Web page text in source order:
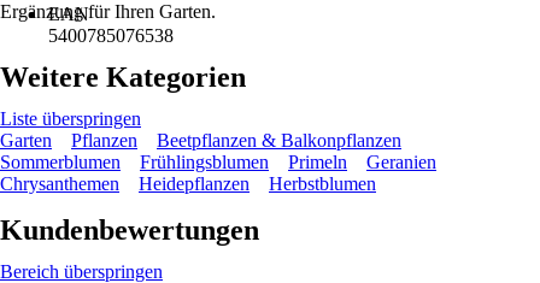
EAN
5400785076538
Ergänzung für Ihren Garten.
Weitere Kategorien
Liste überspringen
Garten
Pflanzen
Beetpflanzen & Balkonpflanzen
Sommerblumen
Frühlingsblumen Primeln
Geranien
Chrysanthemen
Heidepflanzen Herbstblumen
Kundenbewertungen
Bereich überspringen